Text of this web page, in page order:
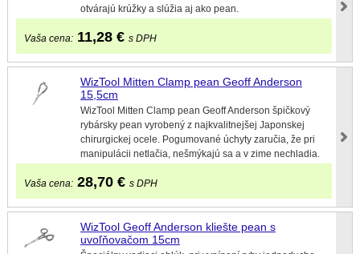
otvárajú krúžky a slúžia aj ako pean.
Vaša cena: 11,28 € s DPH
WizTool Mitten Clamp pean Geoff Anderson
15,5cm
WizTool Mitten Clamp pean Geoff Anderson špičkový
rybársky pean vyrobený z najkvalitnejšej Japonskej
chirurgickej ocele. Pogumované úchyty zaručia, že pri
manipulácii netlačia, nešmýkajú sa a v zime nechladia.
Vaša cena: 28,70 € s DPH
WizTool Geoff Anderson kliešte pean s
uvoľňovačom 15cm